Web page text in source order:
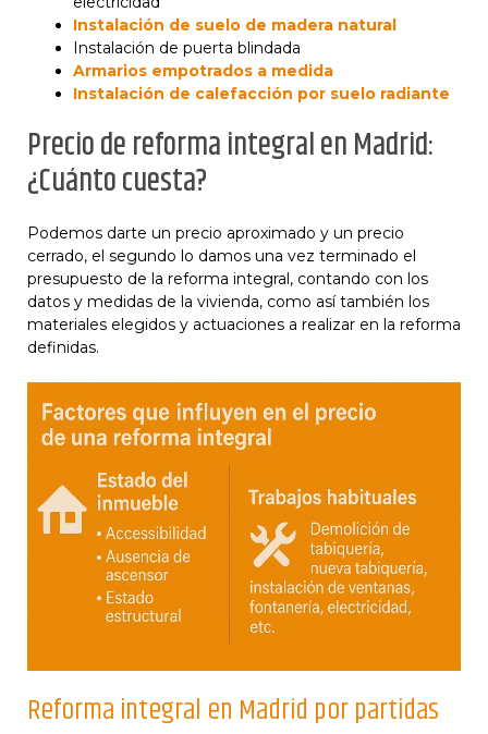
Instalación de suelo de madera natural
Instalación de puerta blindada
Armarios empotrados a medida
Instalación de calefacción por suelo radiante
Precio de reforma integral en Madrid:
¿Cuánto cuesta?
Podemos darte un precio aproximado y un precio
cerrado, el segundo lo damos una vez terminado el
presupuesto de la reforma integral, contando con los
datos y medidas de la vivienda, como así también los
materiales elegidos y actuaciones a realizar en la reforma
definidas.
Reforma integral en Madrid por partidas